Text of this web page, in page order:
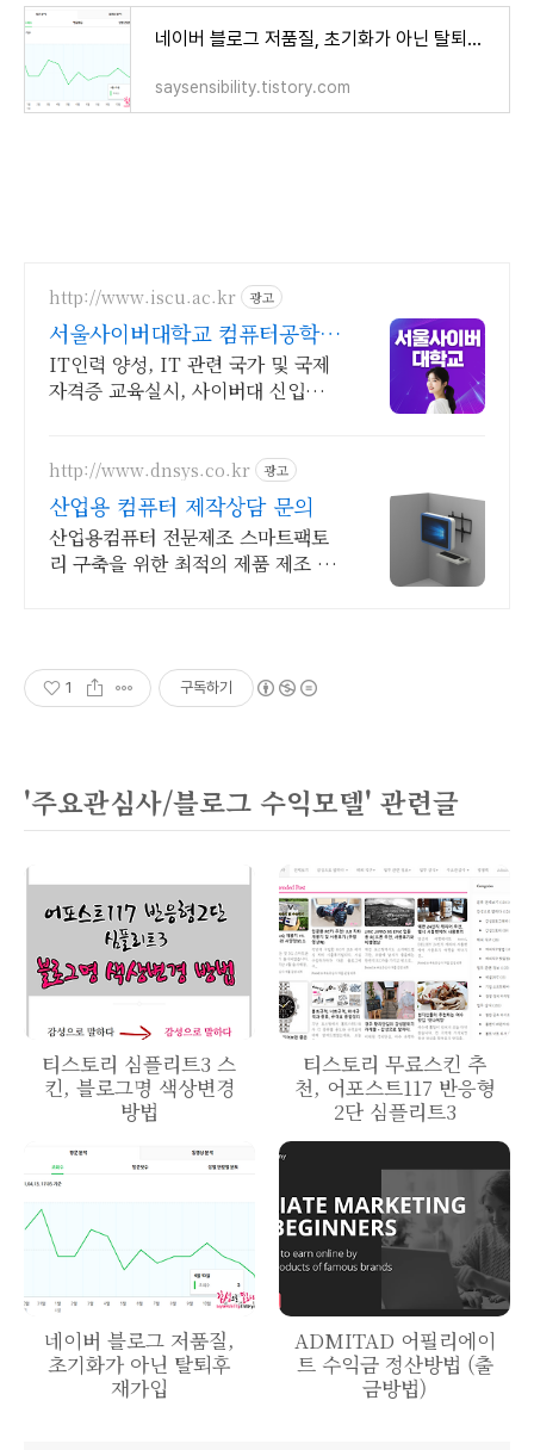
네이버 블로그 저품질, 초기화가 아닌 탈퇴후 재가입
saysensibility.tistory.com
http://www.iscu.ac.kr 광고
서울사이버대학교 컴퓨터공학과
2026 가을학기 신편입생
IT인력 양성, IT 관련 국가 및 국제
자격증 교육실시, 사이버대 신입생
http://www.dnsys.co.kr 광고
산업용 컴퓨터 제작상담 문의
산업용컴퓨터 전문제조 스마트팩토
리 구축을 위한 최적의 제품 제조 생
1 구독하기
'주요관심사/블로그 수익모델' 관련글
티스토리 심플리트3 스
킨, 블로그명 색상변경
방법
티스토리 무료스킨 추
천, 어포스트117 반응형
2단 심플리트3
네이버 블로그 저품질,
초기화가 아닌 탈퇴후
재가입
ADMITAD 어필리에이
트 수익금 정산방법 (출
금방법)